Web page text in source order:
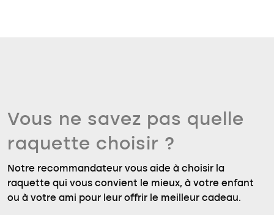
Vous ne savez pas quelle
raquette choisir ?
Notre recommandateur vous aide à choisir la
raquette qui vous convient le mieux, à votre enfant
ou à votre ami pour leur offrir le meilleur cadeau.